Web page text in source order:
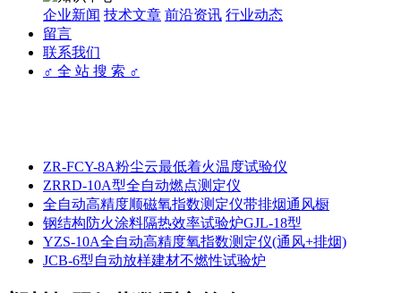
企业新闻 技术文章 前沿资讯 行业动态
留言
联系我们
♂ 全 站 搜 索 ♂
ZR-FCY-8A粉尘云最低着火温度试验仪
ZRRD-10A型全自动燃点测定仪
全自动高精度顺磁氧指数测定仪带排烟通风橱
钢结构防火涂料隔热效率试验炉GJL-18型
YZS-10A全自动高精度氧指数测定仪(通风+排烟)
JCB-6型自动放样建材不燃性试验炉